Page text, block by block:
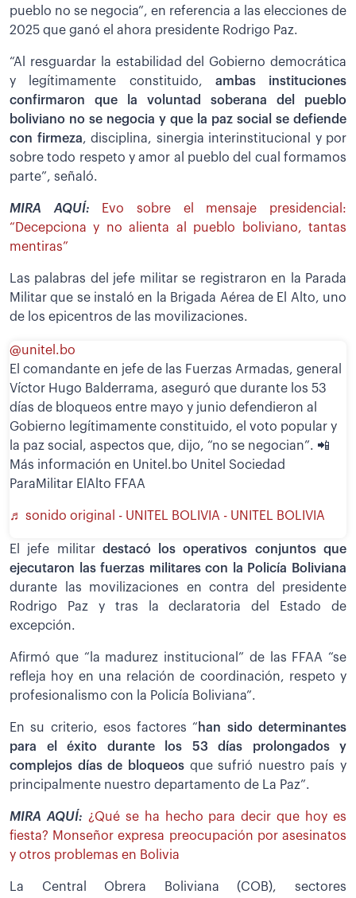
pueblo no se negocia”, en referencia a las elecciones de
2025 que ganó el ahora presidente Rodrigo Paz.
“Al resguardar la estabilidad del Gobierno democrática
y legítimamente constituido, ambas instituciones
confirmaron que la voluntad soberana del pueblo
boliviano no se negocia y que la paz social se defiende
con firmeza, disciplina, sinergia interinstitucional y por
sobre todo respeto y amor al pueblo del cual formamos
parte”, señaló.
MIRA AQUÍ:
Evo sobre el mensaje presidencial:
“Decepciona y no alienta al pueblo boliviano, tantas
mentiras”
Las palabras del jefe militar se registraron en la Parada
Militar que se instaló en la Brigada Aérea de El Alto, uno
de los epicentros de las movilizaciones.
@unitel.bo
El comandante en jefe de las Fuerzas Armadas, general
Víctor Hugo Balderrama, aseguró que durante los 53
días de bloqueos entre mayo y junio defendieron al
Gobierno legítimamente constituido, el voto popular y
la paz social, aspectos que, dijo, “no se negocian”. 📲
Más información en Unitel.bo Unitel Sociedad
ParaMilitar ElAlto FFAA
♬ sonido original - UNITEL BOLIVIA - UNITEL BOLIVIA
El jefe militar destacó los operativos conjuntos que
ejecutaron las fuerzas militares con la Policía Boliviana
durante las movilizaciones en contra del presidente
Rodrigo Paz y tras la declaratoria del Estado de
excepción.
Afirmó que “la madurez institucional” de las FFAA “se
refleja hoy en una relación de coordinación, respeto y
profesionalismo con la Policía Boliviana”.
En su criterio, esos factores “ han sido determinantes
para el éxito durante los 53 días prolongados y
complejos días de bloqueos que sufrió nuestro país y
principalmente nuestro departamento de La Paz”.
MIRA AQUÍ: ¿Qué se ha hecho para decir que hoy es
fiesta? Monseñor expresa preocupación por asesinatos
y otros problemas en Bolivia
La Central Obrera Boliviana (COB), sectores